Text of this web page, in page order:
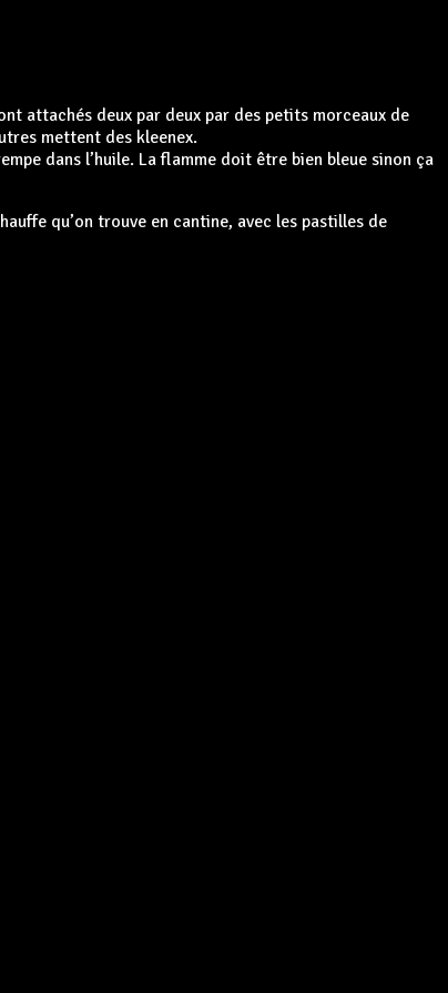
attachés deux par deux par des petits morceaux de
mettent des kleenex.
dans l’huile. La flamme doit être bien bleue sinon ça
qu’on trouve en cantine, avec les pastilles de